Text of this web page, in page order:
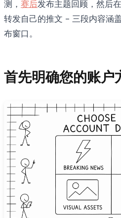
测， 赛后发布主题回顾，然后
转发自己的推文 - 三段内容涵
布窗口。
首先明确您的账户